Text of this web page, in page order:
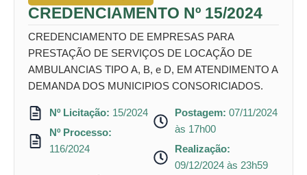
CREDENCIAMENTO Nº 15/2024
CREDENCIAMENTO DE EMPRESAS PARA
PRESTAÇÃO DE SERVIÇOS DE LOCAÇÃO DE
AMBULANCIAS TIPO A, B, e D, EM ATENDIMENTO A
DEMANDA DOS MUNICIPIOS CONSORICIADOS.
Nº Licitação: 15/2024
Nº Processo:
116/2024
Postagem: 07/11/2024
às 17h00
Realização:
09/12/2024 às 23h59